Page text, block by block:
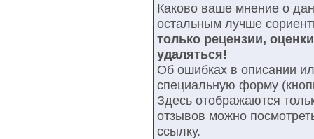
Каково ваше мнение о
остальным лучше
только рецензии,
удаляться!
Об ошибках в описании
специальную форму
Здесь отображаются
отзывов можно
ссылку.